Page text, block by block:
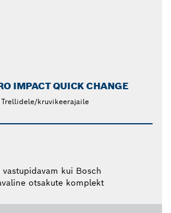
IMPACT QUICK CHANGE
kruvikeerajaile
kui Bosch
otsakute komplekt